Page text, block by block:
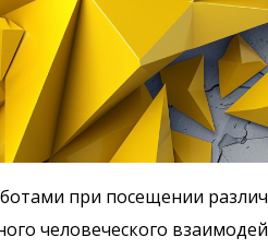
при посещении
человеческого